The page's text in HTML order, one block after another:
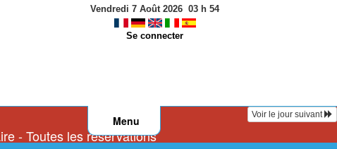
Vendredi 7 Août 2026 03 h 54
Se connecter
Menu Voir le jour suivant
- Toutes les réservations